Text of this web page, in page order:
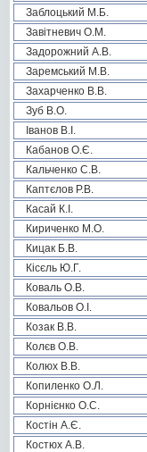
Заблоцький М.Б.
Завітневич О.М.
Задорожний А.В.
Заремський М.В.
Захарченко В.В.
Зуб В.О.
Іванов В.І.
Кабанов О.Є.
Кальченко С.В.
Каптєлов Р.В.
Касай К.І.
Кириченко М.О.
Кицак Б.В.
Кісєль Ю.Г.
Коваль О.В.
Ковальов О.І.
Козак В.В.
Колєв О.В.
Колюх В.В.
Копиленко О.Л.
Корнієнко О.С.
Костін А.Є.
Костюх А.В.